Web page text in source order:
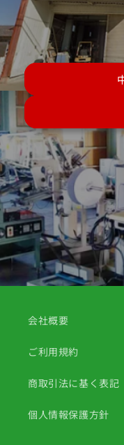
会社概要
ご利用規約
商取引法に基く表記
個人情報保護方針